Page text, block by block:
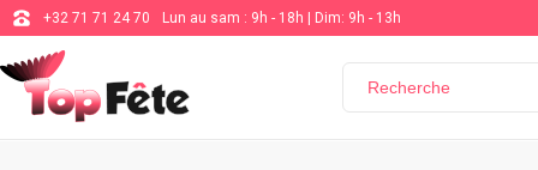
+32 71 71 24 70 Lun au sam : 9h - 18h | Dim: 9h - 13h